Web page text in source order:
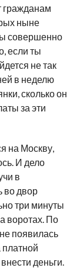
гражданам
ныне
совершенно
если ты
не так
в неделю
сколько он
за эти
на Москву,
И дело
в
во двор
три минуты
воротах. По
появилась
деньги.